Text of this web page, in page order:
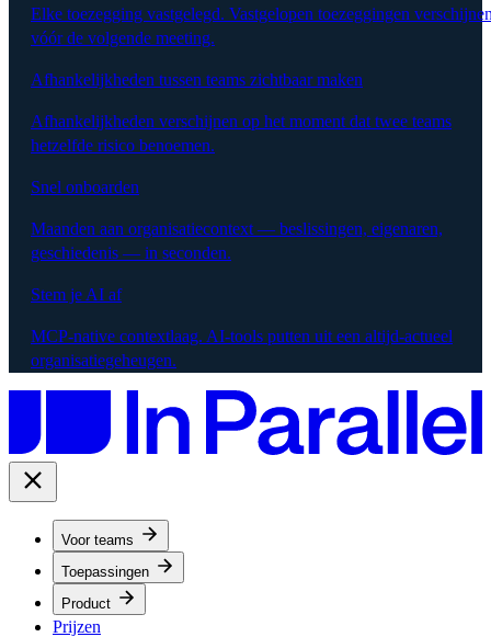
Elke toezegging vastgelegd. Vastgelopen toezeggingen
vóór de volgende meeting.
Afhankelijkheden tussen teams zichtbaar maken
Afhankelijkheden verschijnen op het moment dat twee teams
hetzelfde risico benoemen.
Snel onboarden
Maanden aan organisatiecontext — beslissingen, eigenaren,
geschiedenis — in seconden.
Stem je AI af
MCP-native contextlaag. AI-tools putten uit een altijd-actueel
organisatiegeheugen.
Voor teams
Toepassingen
Product
Prijzen